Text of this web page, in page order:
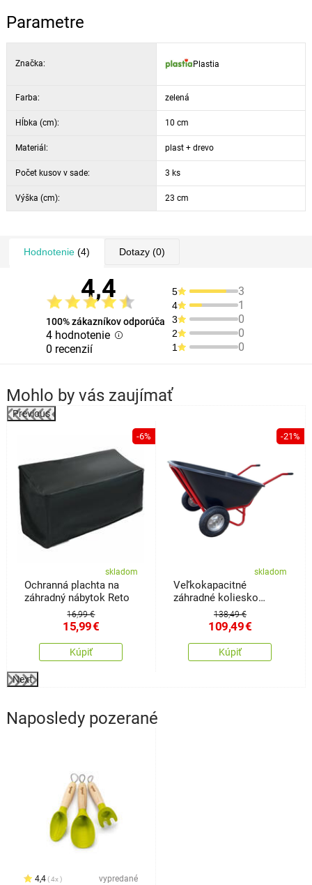
Parametre
Značka: Plastia
Farba: zelená
Hĺbka (cm): 10 cm
Materiál: plast + drevo
Počet kusov v sade: 3 ks
Výška (cm): 23 cm
Hodnotenie(4) Dotazy(0)
4,4
100% zákazníkov odporúča
4 hodnotenie
0 recenzií
5 3
4 1
3 0
2 0
1 0
Mohlo by vás zaujímať
Previous
-6%
skladom
Ochranná plachta na
záhradný nábytok Reto
16,99 €
15,99€
Kúpiť
-21%
skladom
Veľkokapacitné
záhradné koliesko
138,49 €
109,49€
Kúpiť
Next
Naposledy pozerané
4,4 4x vypredané